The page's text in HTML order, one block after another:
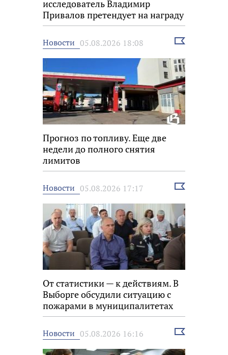
исследователь Владимир
Привалов претендует на награду
«Знание.Премия»
Новости 05.08.2026 18:08
Выбрать
Прогноз по топливу. Еще две
недели до полного снятия
лимитов
Новости 05.08.2026 17:17
Выбрать
От статистики — к действиям. В
Выборге обсудили ситуацию с
пожарами в муниципалитетах
Новости 05.08.2026 16:16
Выбрать